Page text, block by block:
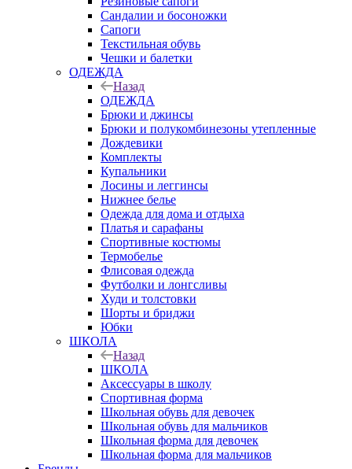
Сандалии и босоножки
Сапоги
Текстильная обувь
Чешки и балетки
ОДЕЖДА
Назад
ОДЕЖДА
Брюки и джинсы
Брюки и полукомбинезоны утепленные
Дождевики
Комплекты
Купальники
Лосины и леггинсы
Нижнее белье
Одежда для дома и отдыха
Платья и сарафаны
Спортивные костюмы
Термобелье
Флисовая одежда
Футболки и лонгсливы
Худи и толстовки
Шорты и бриджи
Юбки
ШКОЛА
Назад
ШКОЛА
Аксессуары в школу
Спортивная форма
Школьная обувь для девочек
Школьная обувь для мальчиков
Школьная форма для девочек
Школьная форма для мальчиков